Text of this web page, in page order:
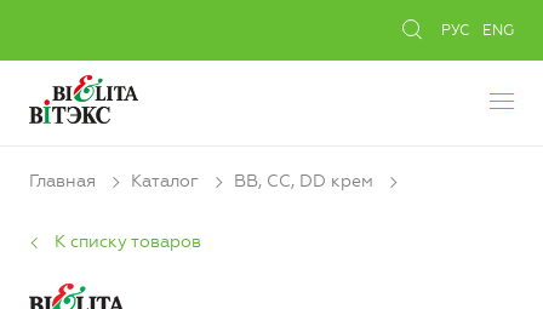
РУС ENG
Главная Каталог ВВ, СС, DD крем
К списку товаров